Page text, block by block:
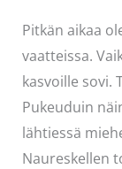
Pitkän aikaa
vaatteissa.
kasvoille sovi.
Pukeuduin
lähtiessä
Naureskellen